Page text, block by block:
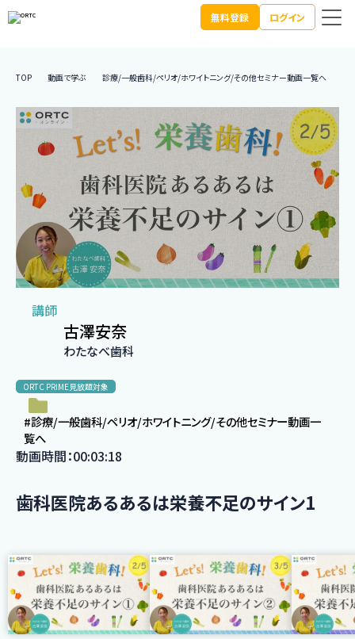
無料登録 ログイン
TOP 動画で学ぶ 診療/一般歯科/ペリオ/ホワイトニング/その他セミナー動画一覧へ
歯科医院あるあるは栄養不足のサイン1
講師
古澤安奈
わたなべ歯科
ORTC PRIME見放題対象
#診療/一般歯科/ペリオ/ホワイトニング/その他セミナー動画一
覧へ
動画時間：00:03:18